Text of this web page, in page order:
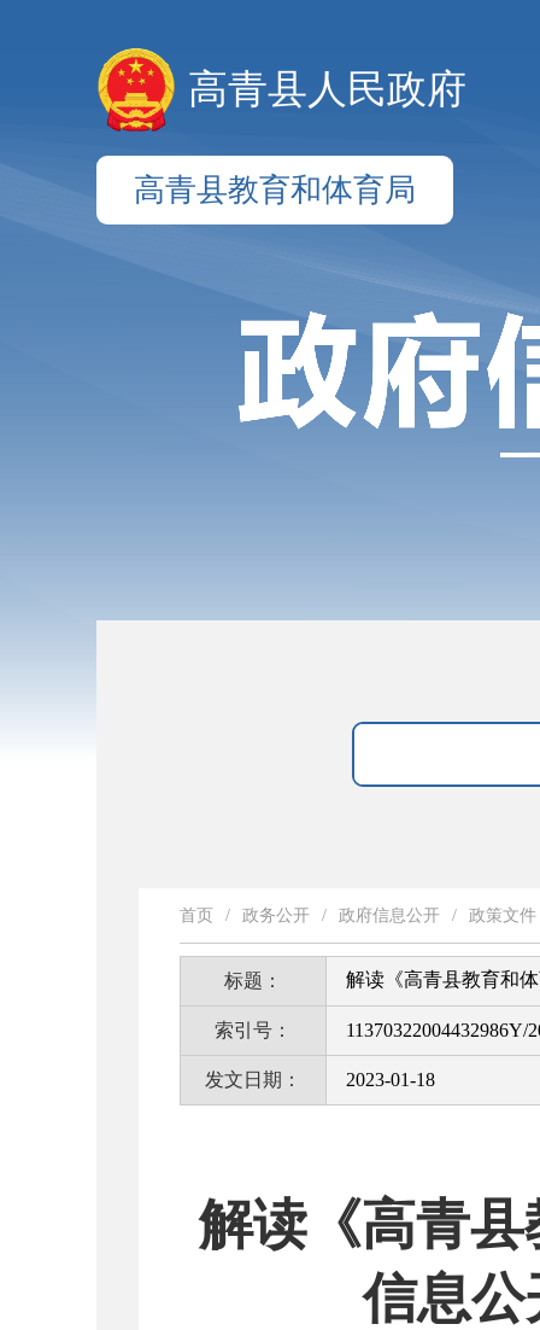
高青县人民政府
高青县教育和体育局
首页 / 政务公开 / 政府信息公开 / 政策文件
标题： 解读《高青县教育和
索引号： 11370322004432986Y/
发文日期： 2023-01-18
解读《高青
信息